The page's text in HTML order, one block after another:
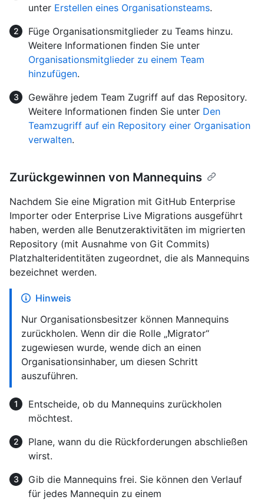
unter Erstellen eines Organisationsteams.
Füge Organisationsmitglieder zu Teams hinzu.
Weitere Informationen finden Sie unter
Organisationsmitglieder zu einem Team
hinzufügen.
Gewähre jedem Team Zugriff auf das Repository.
Weitere Informationen finden Sie unter Den
Teamzugriff auf ein Repository einer Organisation
verwalten.
Zurückgewinnen von Mannequins
Nachdem Sie eine Migration mit GitHub Enterprise
Importer oder Enterprise Live Migrations ausgeführt
haben, werden alle Benutzeraktivitäten im migrierten
Repository (mit Ausnahme von Git Commits)
Platzhalteridentitäten zugeordnet, die als Mannequins
bezeichnet werden.
Hinweis
Nur Organisationsbesitzer können Mannequins
zurückholen. Wenn dir die Rolle „Migrator“
zugewiesen wurde, wende dich an einen
Organisationsinhaber, um diesen Schritt
auszuführen.
Entscheide, ob du Mannequins zurückholen
möchtest.
Plane, wann du die Rückforderungen abschließen
wirst.
Gib die Mannequins frei. Sie können den Verlauf
für jedes Mannequin zu einem